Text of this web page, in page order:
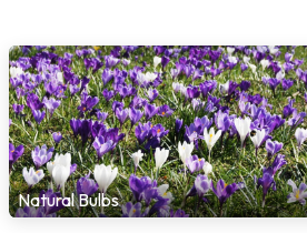
Natural Bulbs